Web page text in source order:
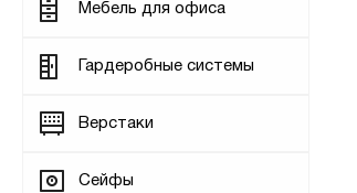
Мебель для офиса
Гардеробные системы
Верстаки
Сейфы